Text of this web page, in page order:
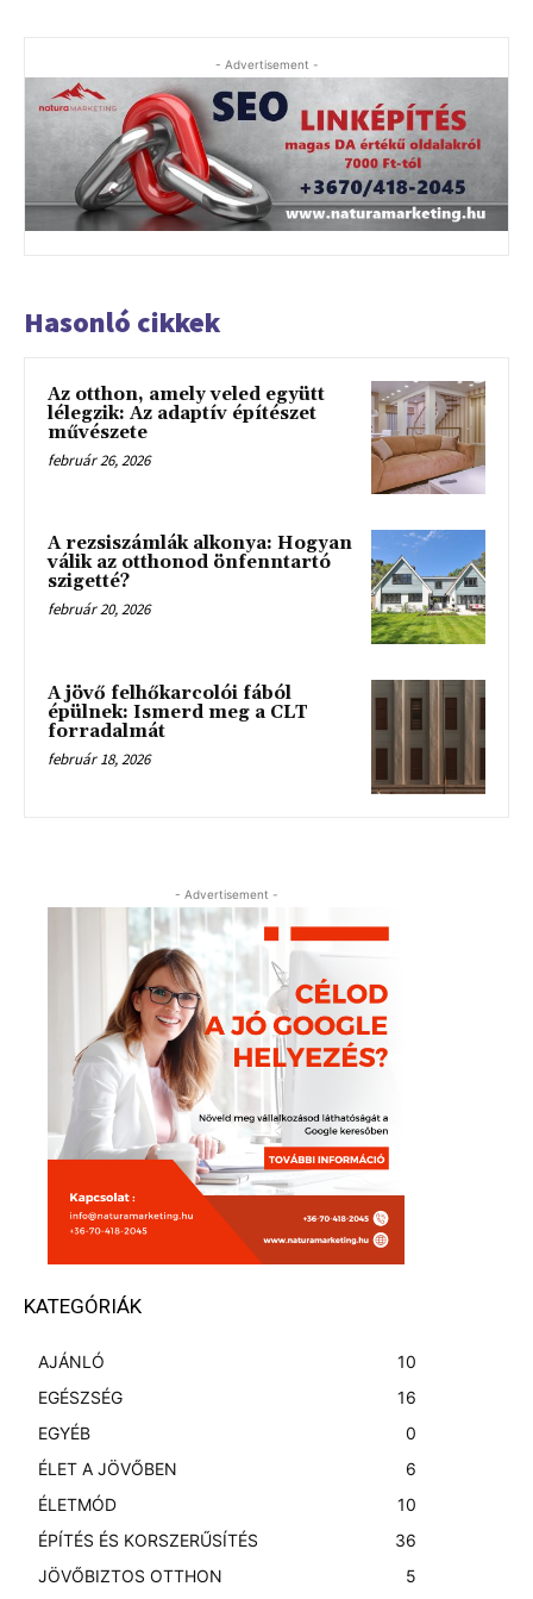
- Advertisement -
Hasonló cikkek
Az otthon, amely veled együtt
lélegzik: Az adaptív építészet
művészete
február 26, 2026
A rezsiszámlák alkonya: Hogyan
válik az otthonod önfenntartó
szigetté?
február 20, 2026
A jövő felhőkarcolói fából
épülnek: Ismerd meg a CLT
forradalmát
február 18, 2026
- Advertisement -
KATEGÓRIÁK
AJÁNLÓ
10
EGÉSZSÉG
16
EGYÉB
0
ÉLET A JÖVŐBEN
6
ÉLETMÓD
10
ÉPÍTÉS ÉS KORSZERŰSÍTÉS
36
JÖVŐBIZTOS OTTHON
5